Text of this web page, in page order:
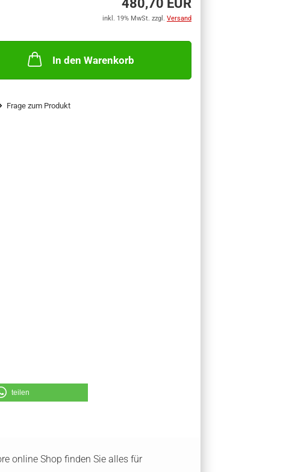
480,70 EUR
inkl. 19% MwSt. zzgl. Versand
In den Warenkorb
Frage zum Produkt
teilen
online Shop finden Sie alles für